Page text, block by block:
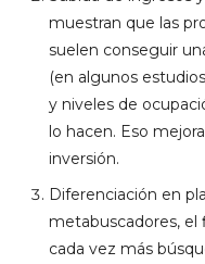
muestran que las
suelen conseguir
(en algunos
y niveles de
lo hacen. Eso
inversión.
Diferenciación en
metabuscadores, el
cada vez más